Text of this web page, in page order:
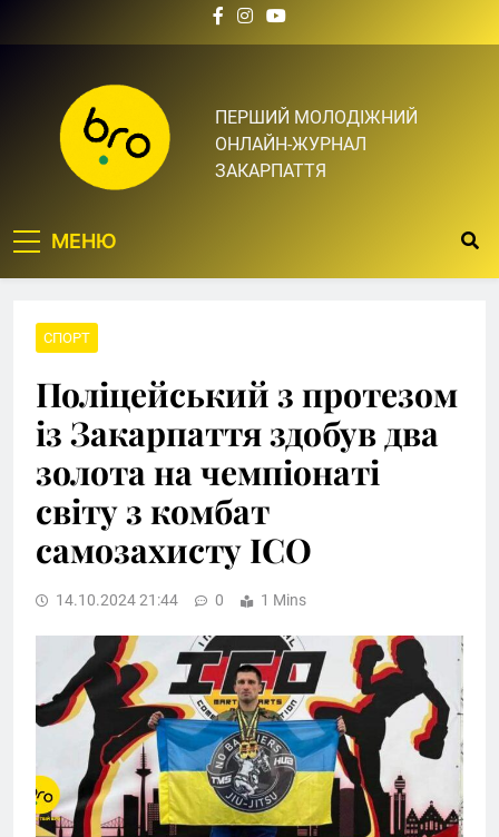
Bro.org.ua | BRO – ЦЕ
ТВІЙ БРО
ПЕРШИЙ МОЛОДІЖНИЙ
ОНЛАЙН-ЖУРНАЛ
ЗАКАРПАТТЯ
МЕНЮ
СПОРТ
Поліцейський з протезом
із Закарпаття здобув два
золота на чемпіонаті
світу з комбат
самозахисту ІСО
14.10.2024 21:44 0 1 Mins